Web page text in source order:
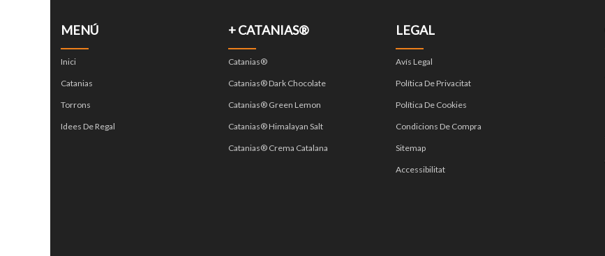
MENÚ
Inici
Catanias
Torrons
Idees De Regal
+ CATANIAS®
Catanias®
Catanias® Dark Chocolate
Catanias® Green Lemon
Catanias® Himalayan Salt
Catanias® Crema Catalana
LEGAL
Avís Legal
Política De Privacitat
Política De Cookies
Condicions De Compra
Sitemap
Accessibilitat